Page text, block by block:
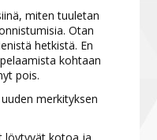
miten tuuletan
Otan
hetkistä. En
kohtaan
pois.
merkityksen